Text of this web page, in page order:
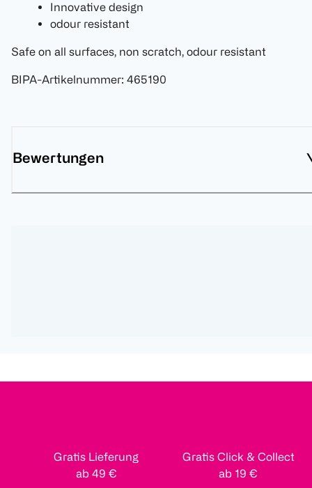
Innovative design
odour resistant
Safe on all surfaces, non scratch, odour resistant
BIPA-Artikelnummer: 465190
Bewertungen
Gratis Lieferung
ab 49 €
Gratis Click & Collect
ab 19 €